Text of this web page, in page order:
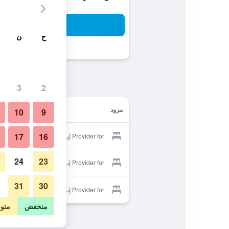
مزود
Provider for إيرتس بوتيك هوتل
Provider for إيرتس بوتيك هوتل
Provider for إيرتس بوتيك هوتل
ح ن
2
3
9
10
16
17
23
24
30
31
منخفض